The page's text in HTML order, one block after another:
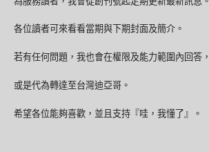
各位讀者可來看看當期與下期封面及簡介。
若有任何問題，我也會在權限及能力範圍內回答，
或是代為轉達至台灣迪亞哥。
希望各位能夠喜歡，並且支持『哇，我懂了』。